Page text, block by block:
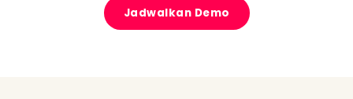
Jadwalkan Demo